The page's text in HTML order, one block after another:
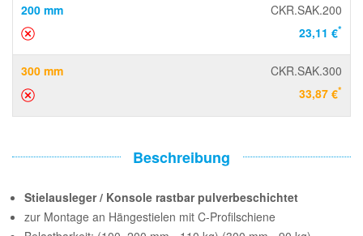
200 mm
CKR.SAK.200
23,11 €*
300 mm
CKR.SAK.300
33,87 €*
Beschreibung
Stielausleger / Konsole rastbar pulverbeschichtet
zur Montage an Hängestielen mit C-Profilschiene